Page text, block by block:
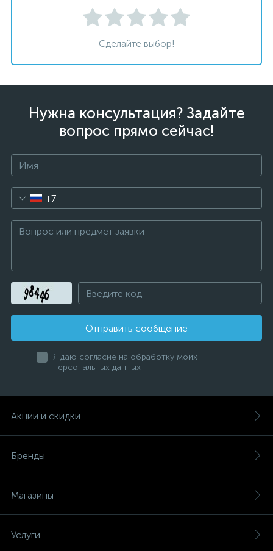
Сделайте выбор!
Нужна консультация? Задайте
вопрос прямо сейчас!
+7
Отправить сообщение
Я даю согласие на обработку моих
персональных данных
Акции и скидки
Бренды
Магазины
Услуги